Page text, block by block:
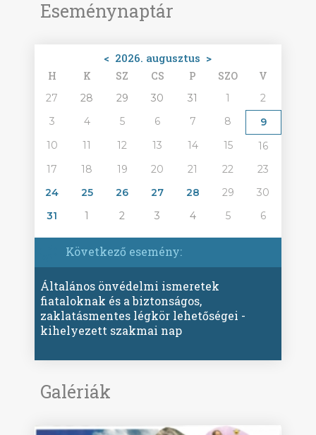
Eseménynaptár
< 2026. augusztus >
H K SZ CS P SZO V
27 28 29 30 31 1
2
3
4 5 6 7 8
9
10
11 12 13 14 15
16
17
18 19 20 21 22
23
24
25 26 27 28 29
30
31
1 2 3 4 5 6
Következő esemény:
Általános önvédelmi ismeretek
fiataloknak és a biztonságos,
zaklatásmentes légkör lehetőségei -
kihelyezett szakmai nap
Galériák